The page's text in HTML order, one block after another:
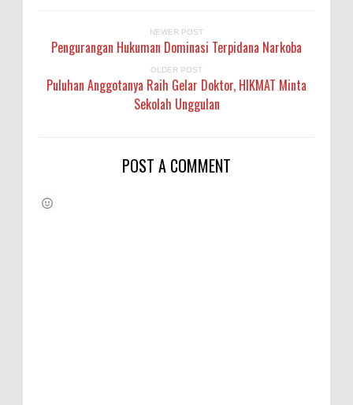
NEWER POST
Pengurangan Hukuman Dominasi Terpidana Narkoba
OLDER POST
Puluhan Anggotanya Raih Gelar Doktor, HIKMAT Minta
Sekolah Unggulan
POST A COMMENT